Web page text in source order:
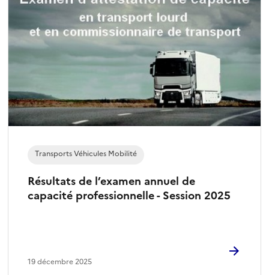
Résultats de l’examen annuel de
capacité professionnelle - Session 2025
Transports Véhicules Mobilité
19 décembre 2025